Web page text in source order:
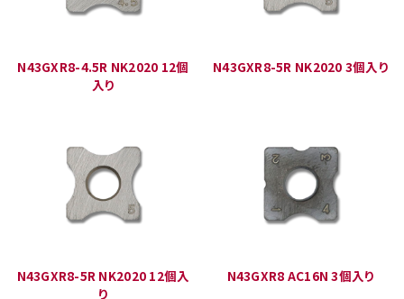
N43GXR8-4.5R NK2020 12個
入り
N43GXR8-5R NK2020 3個入り
N43GXR8-5R NK2020 12個入
り
N43GXR8 AC16N 3個入り